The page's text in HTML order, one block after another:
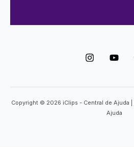
Copyright © 2026 iClips - Central de Ajuda
Ajuda